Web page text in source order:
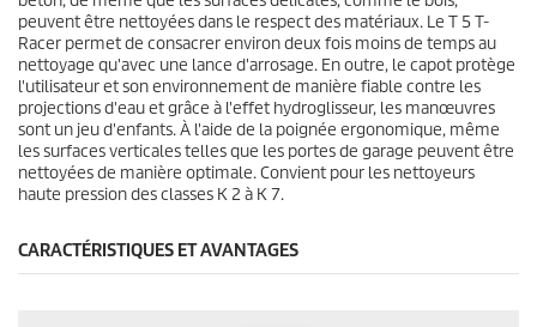
peuvent être nettoyées dans le respect des matériaux. Le T 5T-
Racer permet de consacrer environ deux fois moins de temps au
nettoyage qu'avec une lance d'arrosage. En outre, le capot protège
l'utilisateur et son environnement de manière fiable contre les
projections d'eau et grâce à l'effet hydroglisseur, les manœuvres
sont un jeu d'enfants. À l'aide de la poignée ergonomique, même
les surfaces verticales telles que les portes de garage peuvent être
nettoyées de manière optimale. Convient pour les nettoyeurs
haute pression des classes K 2 à K 7.
CARACTÉRISTIQUES ET AVANTAGES